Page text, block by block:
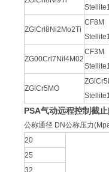
ZGlCrl8Ni2Mo2Ti
CF8M
ZG00Crl7Nil4M02
CF3M
ZGlCr5MO
PSA气动远程控制截止
公称通径 DN公称压力
20
25
32